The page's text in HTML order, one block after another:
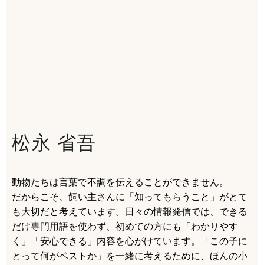
松永 省吾
動物たちは言葉で不調を伝えることができません。
だからこそ、飼い主さんに「知ってもらうこと」がとて
も大切だと考えています。日々の情報発信では、できる
だけ専門用語を使わず、初めての方にも「わかりやす
く」「安心できる」内容を心がけています。「この子に
とって何がベストか」を一緒に考えるために、ほんの小